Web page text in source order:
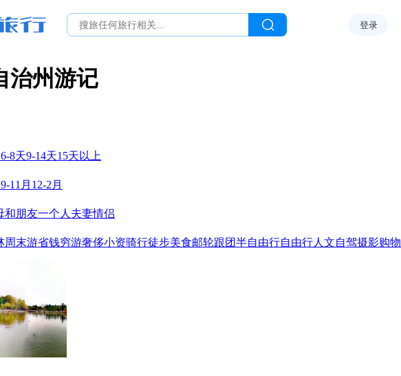
登录
治州游记
6-8天9-14天15天以上
9-11月 12-2月
和朋友一个人 夫妻情侣
周末游省钱穷游奢侈小资骑行徒步美食邮轮跟团半自由行自由行人文自驾摄影购物